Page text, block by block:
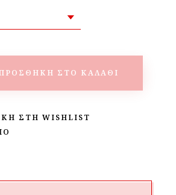
ΣΤΟ ΚΑΛΆΘΙ
ΣΤΗ WISHLIST